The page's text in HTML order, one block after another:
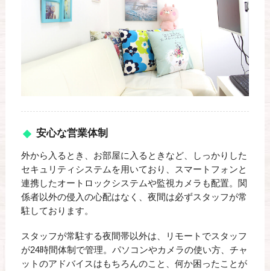
安心な営業体制
外から入るとき、お部屋に入るときなど、しっかりした
セキュリティシステムを用いており、スマートフォンと
連携したオートロックシステムや監視カメラも配置。関
係者以外の侵入の心配はなく、夜間は必ずスタッフが常
駐しております。
スタッフが常駐する夜間帯以外は、リモートでスタッフ
が24時間体制で管理。パソコンやカメラの使い方、チャ
ットのアドバイスはもちろんのこと、何か困ったことが